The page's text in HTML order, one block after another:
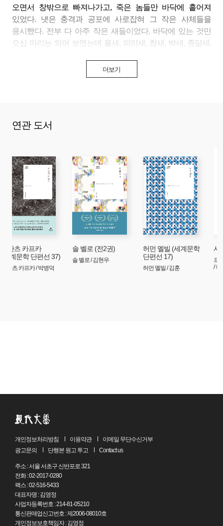
오면서 창밖으로 빠져나가고, 죽은 놈들만 바닥에 흩어져
있었다. 냇은 충격과 공포에 사로잡혀 그 작은 사체들을
응시했다. 전부 다 아주 작은 새들이었다. 바닥에 있는 것만
오십 마리는 되어 보였는데 울새, 피리새, 참새, 박새, 종달새,
사는 종류였다. 그런 새들이 어찌 된 일인지 다 함께 무리를
만들어 공격을 감행하다가 침실 벽에 부딪히거나 냇의 반격에
목구멍으로 들어왔다. 갑판에 도착한 후 나는 옆구리가 결려
잠시 쉬어야 했다. 깜박이는 랜턴 불빛을 통해 나는 그 배가
목재나 곡식이 아니라 총을 잔뜩 실은 공격선임을 알아차렸다.
갑판은 작전을 위해 깨끗이 치워져 있었고, 선원들은 맡은
자리에서 준비 태세를 갖추었다. 시끌벅적했고 사람들이 바삐
오갔다. 가늘고 높은 목소리가 명령을 내리는 중이었다. 공기
중에는 짙은 안개와 시큼한 악취, 그리고 뭐라 설명할 수 없는
눅눅한 냉기가 서려 있었다.
_「호위선」(125쪽)
갑자기 마음이 아파졌다. 약간 어지럽기도 했다.
_「눈 깜짝할 사이」(147쪽)
그녀가 눈을 뜨고 나를 보았다. 울타리 바깥 가로등 덕분에
그녀의 눈을 뭐라 묘사할 수 있다면 좋겠지만 그런 재주는
없다. 어둠 속에서 야광시계가 어떻게 반짝이는지 아는가.
내게도 그런 시계가 하나 있었다. 밤에 깨어나면 그 시계가
친구처럼 손목을 지키고 있었다. 그녀의 눈도 바로 그렇게
빛났다. 하지만 훨씬 사랑스러웠다. 게으른 고양이 같은
더보기
연관 도서
카프카
문학 단편선 37)
카프카 / 박병덕
솔 벨로 (전2권)
솔 벨로 / 김현우
허먼 멜빌 (세계문학
단편선 17)
허먼 멜빌 / 김훈
사랑의
프랜시
/ 하창수
개인정보처리방침 이용약관
이메일 무단수신거부
광고문의
단행본 원고 투고 Contact us
주소 : 서울 서초구 신반포로 321
전화 : 02-2017-0280
팩스 : 02-516-5433
대표자명 : 김영정
사업자등록번호 : 214-81-05210
통신판매업신고번호 : 제2006-08010호
개인정보보호책임자 : 김영정